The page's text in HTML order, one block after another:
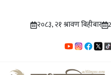
२०८३, २१ श्रावण बिहीबार